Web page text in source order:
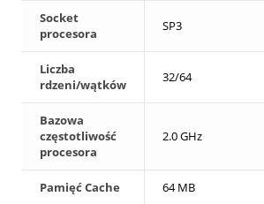
Socket
procesora
SP3
Liczba
rdzeni/wątków
32/64
Bazowa
częstotliwość
procesora
2.0 GHz
Pamięć Cache 64 MB